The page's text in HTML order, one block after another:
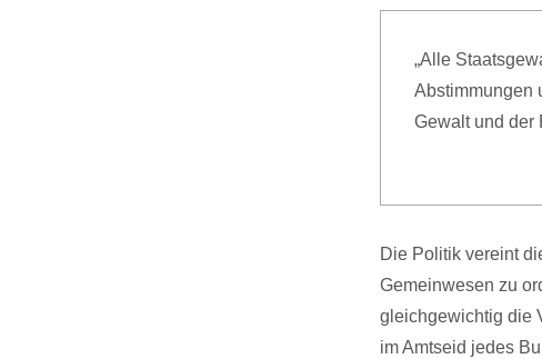
„Alle
Abstimmungen
Gewalt und der
Die Politik vereint
Gemeinwesen zu
gleichgewichtig die
im Amtseid jedes